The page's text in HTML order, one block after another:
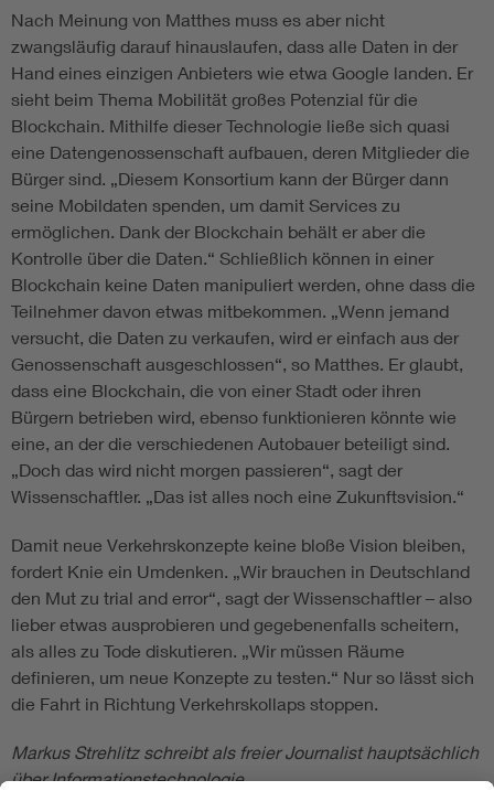
Nach Meinung von Matthes muss es aber nicht
zwangsläufig darauf hinauslaufen, dass alle Daten in der
Hand eines einzigen Anbieters wie etwa Google landen. Er
sieht beim Thema Mobilität großes Potenzial für die
Blockchain. Mithilfe dieser Technologie ließe sich quasi
eine Datengenossenschaft aufbauen, deren Mitglieder die
Bürger sind. „Diesem Konsortium kann der Bürger dann
seine Mobildaten spenden, um damit Services zu
ermöglichen. Dank der Blockchain behält er aber die
Kontrolle über die Daten.“ Schließlich können in einer
Blockchain keine Daten manipuliert werden, ohne dass die
Teilnehmer davon etwas mitbekommen. „Wenn jemand
versucht, die Daten zu verkaufen, wird er einfach aus der
Genossenschaft ausgeschlossen“, so Matthes. Er glaubt,
dass eine Blockchain, die von einer Stadt oder ihren
Bürgern betrieben wird, ebenso funktionieren könnte wie
eine, an der die verschiedenen Autobauer beteiligt sind.
„Doch das wird nicht morgen passieren“, sagt der
Wissenschaftler. „Das ist alles noch eine Zukunftsvision.“
Damit neue Verkehrskonzepte keine bloße Vision bleiben,
fordert Knie ein Umdenken. „Wir brauchen in Deutschland
den Mut zu trial and error“, sagt der Wissenschaftler – also
lieber etwas ausprobieren und gegebenenfalls scheitern,
als alles zu Tode diskutieren. „Wir müssen Räume
definieren, um neue Konzepte zu testen.“ Nur so lässt sich
die Fahrt in Richtung Verkehrskollaps stoppen.
Markus Strehlitz schreibt als freier Journalist hauptsächlich
über Informationstechnologie.